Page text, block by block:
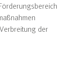
der